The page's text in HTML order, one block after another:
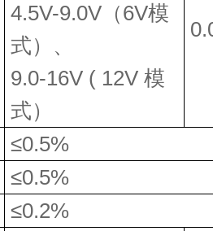
4.5V-9.0V （6V模
式）、
9.0-16V ( 12V 模
式）
≤0.5%
≤0.5%
≤0.2%